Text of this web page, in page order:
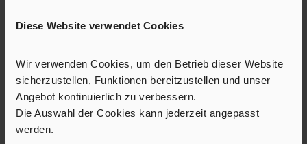
Diese Website verwendet Cookies
Wir verwenden Cookies, um den Betrieb dieser Website
sicherzustellen, Funktionen bereitzustellen und unser
Angebot kontinuierlich zu verbessern.
Die Auswahl der Cookies kann jederzeit angepasst
werden.
Marder-Frei Auto
Schützt vor Marderbissen an Zündkabeln, Bremsleitungen
und anderen Gummiteilen in Pkw, Wohnmobil oder Lkw. Das
Gerät gibt einen ultrahohen Pfeifton in Intervallen von 15
Sekunden ab. Zwei-Wege-Anschlusssystem mit
Montagesicherheit durch Verpolungsschutz und
Feinsicherung. Schalldruck: 85 dB. Komplett mit 30 cm
Anschlussleitung. Marder-Frei arbeitet mit 12 kHz.
29,90 €*